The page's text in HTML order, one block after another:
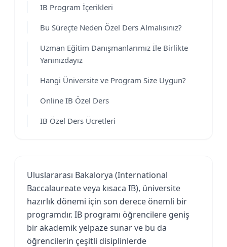
IB Program İçerikleri
Bu Süreçte Neden Özel Ders Almalısınız?
Uzman Eğitim Danışmanlarımız İle Birlikte
Yanınızdayız
Hangi Üniversite ve Program Size Uygun?
Online IB Özel Ders
IB Özel Ders Ücretleri
Uluslararası Bakalorya (International
Baccalaureate veya kısaca IB), üniversite
hazırlık dönemi için son derece önemli bir
programdır. IB programı öğrencilere geniş
bir akademik yelpaze sunar ve bu da
öğrencilerin çeşitli disiplinlerde